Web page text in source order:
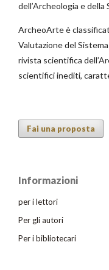
dell’Archeologia e della
ArcheoArte è
Valutazione del
rivista scientifica
scientifici inediti,
Fai una proposta
Informazioni
per i lettori
Per gli autori
Per i bibliotecari